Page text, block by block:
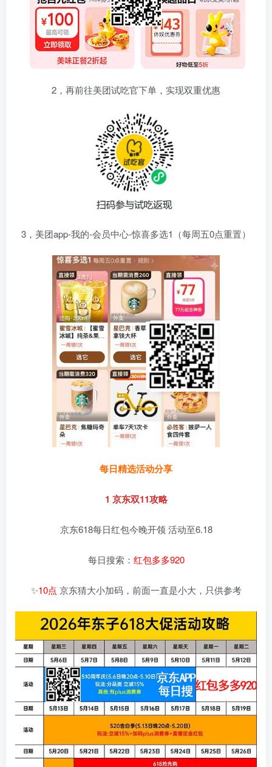
2，再前往美团试吃官下单，实现双重优惠
3，美团app-我的-会员中心-惊喜多选1（每周五0点重置）
每日精选活动分享
1 京东双11攻略
京东618每日红包今晚开领 活动至6.18
每日搜索： 红包多多920
✨10点 京东猜大小加码，前面一直是小大，只供参考